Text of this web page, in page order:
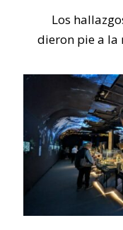
Los
dieron pie a la